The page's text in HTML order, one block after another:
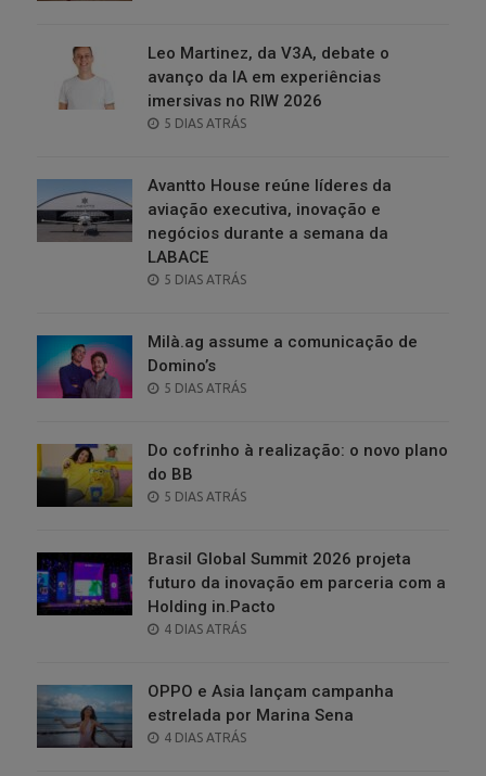
Leo Martinez, da V3A, debate o
avanço da IA em experiências
imersivas no RIW 2026
POSTED
5 DIAS ATRÁS
Avantto House reúne líderes da
aviação executiva, inovação e
negócios durante a semana da
LABACE
POSTED
5 DIAS ATRÁS
Milà.ag assume a comunicação de
Domino’s
POSTED
5 DIAS ATRÁS
Do cofrinho à realização: o novo plano
do BB
POSTED
5 DIAS ATRÁS
Brasil Global Summit 2026 projeta
futuro da inovação em parceria com a
Holding in.Pacto
POSTED
4 DIAS ATRÁS
OPPO e Asia lançam campanha
estrelada por Marina Sena
POSTED
4 DIAS ATRÁS